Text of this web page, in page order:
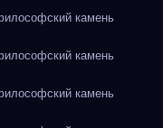
камень
камень
камень